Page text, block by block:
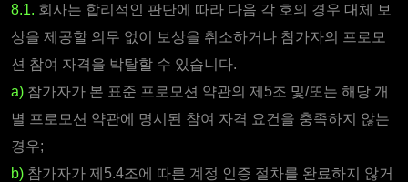
8.1. 회사는 합리적인 판단에 따라 다음 각 호의 경우 대체 보
상을 제공할 의무 없이 보상을 취소하거나 참가자의 프로모
션 참여 자격을 박탈할 수 있습니다.
a) 참가자가 본 표준 프로모션 약관의 제5조 및/또는 해당 개
별 프로모션 약관에 명시된 참여 자격 요건을 충족하지 않는
경우;
b) 참가자가 제5.4조에 따른 계정 인증 절차를 완료하지 않거